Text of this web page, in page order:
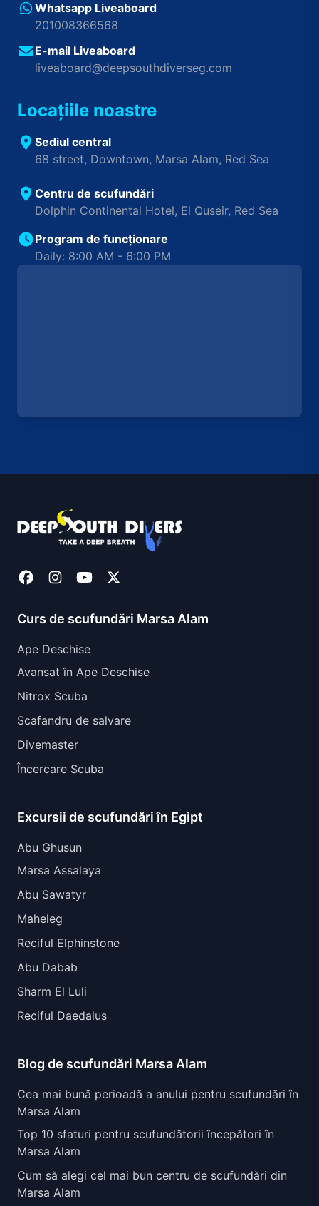
Whatsapp Liveaboard
201008366568
E-mail Liveaboard
liveaboard@deepsouthdiverseg.com
Locațiile noastre
Sediul central
68 street, Downtown, Marsa Alam, Red Sea
Centru de scufundări
Dolphin Continental Hotel, El Quseir, Red Sea
Program de funcționare
Daily: 8:00 AM - 6:00 PM
Curs de scufundări Marsa Alam
Ape Deschise
Avansat în Ape Deschise
Nitrox Scuba
Scafandru de salvare
Divemaster
Încercare Scuba
Excursii de scufundări în Egipt
Abu Ghusun
Marsa Assalaya
Abu Sawatyr
Maheleg
Reciful Elphinstone
Abu Dabab
Sharm El Luli
Reciful Daedalus
Blog de scufundări Marsa Alam
Cea mai bună perioadă a anului pentru scufundări în
Marsa Alam
Top 10 sfaturi pentru scufundătorii începători în
Marsa Alam
Cum să alegi cel mai bun centru de scufundări din
Marsa Alam